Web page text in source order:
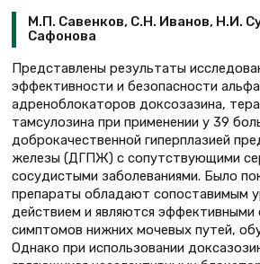
М.П. Савенков, С.Н. Иванов, Н.И.
Сафонова
Представлены результаты
эффективности и безопасности
адреноблокаторов доксозазина,
тамсулозина при применении у 39
доброкачественной гиперплазией
железы (ДГПЖ) с сопутствующими
сосудистыми заболеваниями. Было
препараты обладают сопоставимым
действием и являются эффективными
симптомов нижних мочевых путей,
Однако при использовании